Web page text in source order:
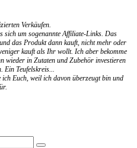
Verkäufen.
sich um sogenannte Affiliate-Links. Das
das Produkt dann kauft, nicht mehr oder
kauft als Ihr wollt. Ich aber bekomme
wieder in Zutaten und Zubehör investieren
Ein Teufelskreis...
Euch, weil ich davon überzeugt bin und